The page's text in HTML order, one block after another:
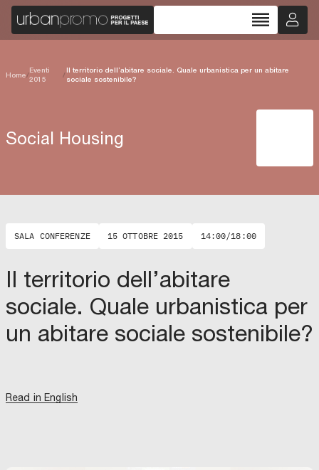
reorder
Home/
Eventi
2015
/
Il territorio dell’abitare sociale. Quale urbanistica per un abitare
sociale sostenibile?
Social Housing
SALA CONFERENZE 15 OTTOBRE 2015 14:00/18:00
Il territorio dell’abitare
sociale. Quale urbanistica per
un abitare sociale sostenibile?
Read in English